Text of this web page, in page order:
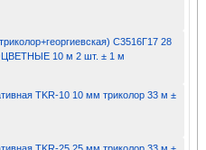
С3516Г17 28
10 м 2 шт. ± 1 м
TKR-10 10 мм триколор 33 м ±